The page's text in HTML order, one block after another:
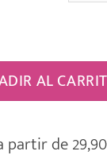
AL
partir de